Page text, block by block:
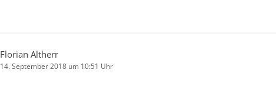
Florian Altherr
14. September 2018 um 10:51 Uhr